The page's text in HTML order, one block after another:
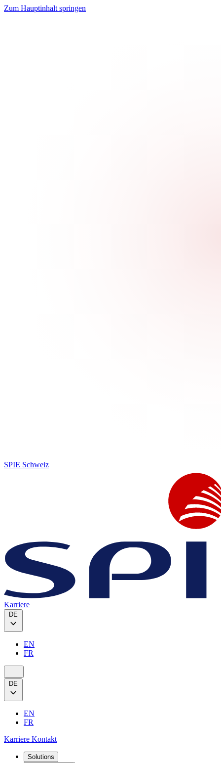
Zum Hauptinhalt springen
SPIE Schweiz
Karriere
DE
EN
FR
DE
EN
FR
Karriere Kontakt
Solutions